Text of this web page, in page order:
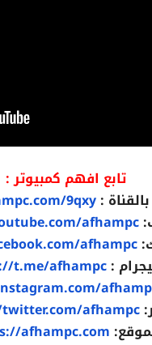
تابع افهم كمبيوتر :
:
9qxy
afhampc
afhampc
:
t.me/afhampc
afhampc
afhampc.com